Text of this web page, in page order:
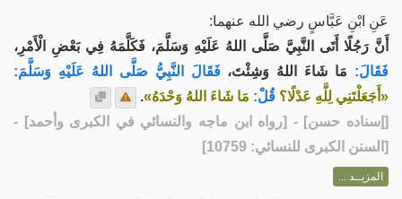
عَنِ ابْنِ عَبَّاسٍ رضي الله عنهما:
أَنَّ رَجُلًا أَتَى النَّبِيَّ صَلَّى اللهُ عَلَيْهِ وَسَلَّمَ، فَكَلَّمَهُ فِي بَعْضِ الْأَمْرِ،
فَقَالَ: مَا شَاءَ اللهُ وَشِئْتَ، فَقَالَ النَّبِيُّ صَلَّى اللهُ عَلَيْهِ وَسَلَّمَ:
«أَجَعَلْتَنِي لِلَّهِ عَدْلًا؟ قُلْ: مَا شَاءَ اللهُ وَحْدَهُ».
[إسناده حسن] - [رواه ابن ماجه والنسائي في الكبرى وأحمد] -
[السنن الكبرى للنسائي: 10759]
المزيــد ...